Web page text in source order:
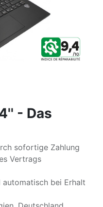
- Das
sofortige Zahlung
Vertrags
bei Erhalt